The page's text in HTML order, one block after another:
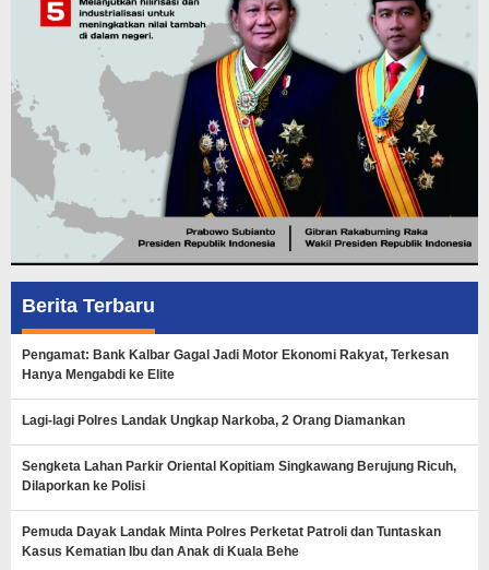
Berita Terbaru
Pengamat: Bank Kalbar Gagal Jadi Motor Ekonomi Rakyat, Terkesan
Hanya Mengabdi ke Elite
Lagi-lagi Polres Landak Ungkap Narkoba, 2 Orang Diamankan
Sengketa Lahan Parkir Oriental Kopitiam Singkawang Berujung Ricuh,
Dilaporkan ke Polisi
Pemuda Dayak Landak Minta Polres Perketat Patroli dan Tuntaskan
Kasus Kematian Ibu dan Anak di Kuala Behe